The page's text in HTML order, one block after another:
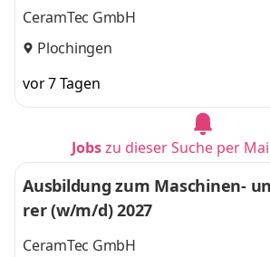
CeramTec GmbH
Plochingen
vor 7 Tagen
Jobszu dieser Suche per
Ausbildung zum Maschinen-
rer (w/m/d) 2027
CeramTec GmbH